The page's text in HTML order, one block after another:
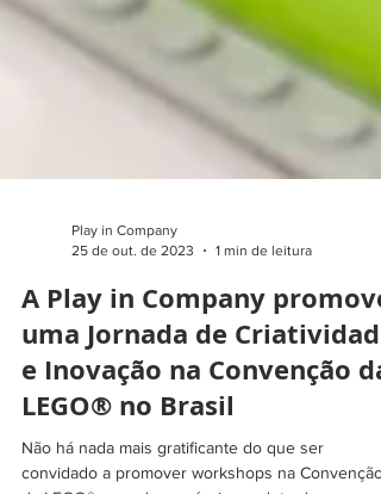
Play in Company
25 de out. de 2023
1 min de leitura
A Play in Company promove
uma Jornada de Criatividade
e Inovação na Convenção da
LEGO® no Brasil